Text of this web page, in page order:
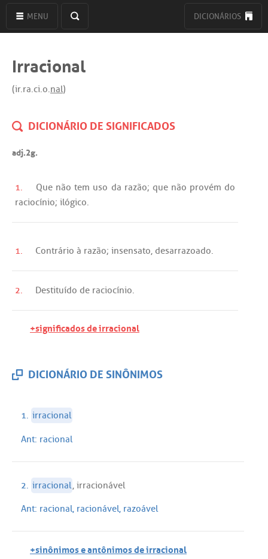
MENU DICIONÁRIOS
Irracional
(ir.ra.ci.o.nal)
DICIONÁRIO DE SIGNIFICADOS
adj.2g.
1. Que não tem uso da razão; que não provém do
raciocínio; ilógico.
1. Contrário à razão; insensato, desarrazoado.
2. Destituído de raciocínio.
+significados de irracional
DICIONÁRIO DE SINÔNIMOS
1. irracional
Ant: racional
2. irracional, irracionável
Ant: racional, racionável, razoável
+sinônimos e antônimos de irracional